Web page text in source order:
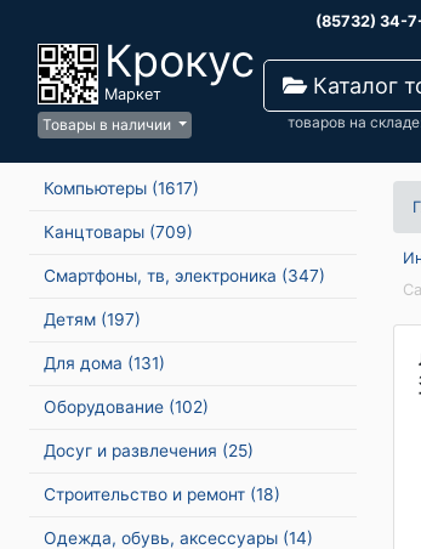
(85732) 34-
Крокус
Маркет
Товары в наличии
Каталог
товаров на
Компьютеры (1617)
Канцтовары (709)
Смартфоны, тв, электроника (347)
Детям (197)
Для дома (131)
Оборудование (102)
Досуг и развлечения (25)
Строительство и ремонт (18)
Одежда, обувь, аксессуары (14)